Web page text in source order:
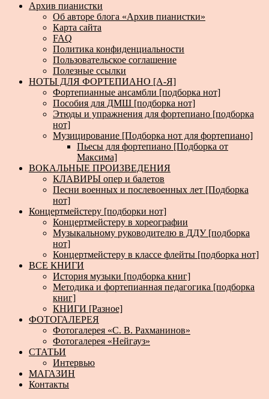
Архив пианистки
Об авторе блога «Архив пианистки»
Карта сайта
FAQ
Политика конфиденциальности
Пользовательское соглашение
Полезные ссылки
НОТЫ ДЛЯ ФОРТЕПИАНО [А-Я]
Фортепианные ансамбли [подборка нот]
Пособия для ДМШ [подборка нот]
Этюды и упражнения для фортепиано [подборка
нот]
Музицирование [Подборка нот для фортепиано]
Пьесы для фортепиано [Подборка от
Максима]
ВОКАЛЬНЫЕ ПРОИЗВЕДЕНИЯ
КЛАВИРЫ опер и балетов
Песни военных и послевоенных лет [Подборка
нот]
Концертмейстеру [подборки нот]
Концертмейстеру в хореографии
Музыкальному руководителю в ДДУ [подборка
нот]
Концертмейстеру в классе флейты [подборка нот]
ВСЕ КНИГИ
История музыки [подборка книг]
Методика и фортепианная педагогика [подборка
книг]
КНИГИ [Разное]
ФОТОГАЛЕРЕЯ
Фотогалерея «С. В. Рахманинов»
Фотогалерея «Нейгауз»
СТАТЬИ
Интервью
МАГАЗИН
Контакты